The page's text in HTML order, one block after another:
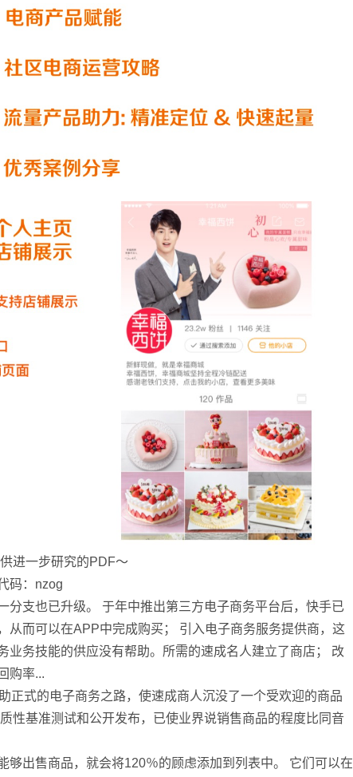
进一步研究的PDF〜
码：nzog
分支也已升级。 于年中推出第三方电子商务平台后，快手已
从而可以在APP中完成购买； 引入电子商务服务提供商，这
业务技能的供应没有帮助。所需的速成名人建立了商店； 改
购率...
正式的电子商务之路，使速成商人沉没了一个受欢迎的商品
性基准测试和公开发布，已使业界说销售商品的程度比同音
够出售商品，就会将120％的顾虑添加到列表中。 它们可以在